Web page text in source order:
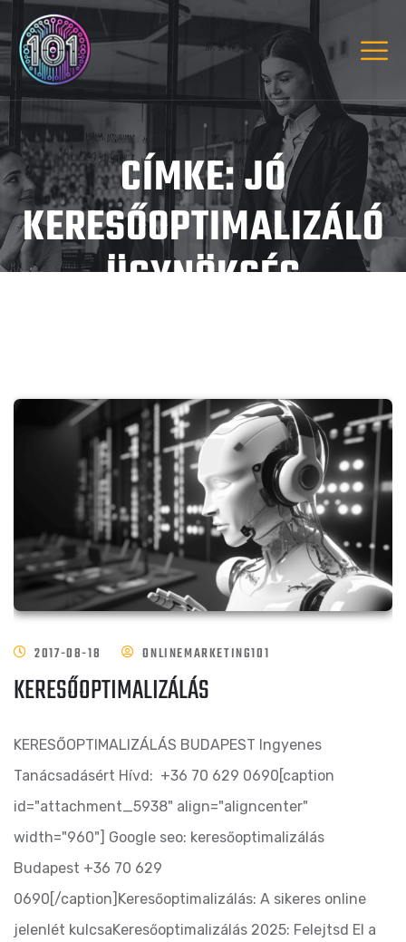
CÍMKE:JÓ
KERESŐOPTIMALIZÁLÓ
ÜGYNÖKSÉG
2017-08-18 ONLINEMARKETING101
KERESŐOPTIMALIZÁLÁS
KERESŐOPTIMALIZÁLÁS BUDAPEST Ingyenes
Tanácsadásért Hívd: +36 70 629 0690[caption
id="attachment_5938" align="aligncenter"
width="960"] Google seo: keresőoptimalizálás
Budapest +36 70 629
0690[/caption]Keresőoptimalizálás: A sikeres online
jelenlét kulcsaKeresőoptimalizálás 2025: Felejtsd El a